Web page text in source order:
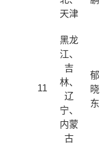
天津
11
黑龙
江、
吉
林、
辽
宁、
内蒙
古
郁
晓
东